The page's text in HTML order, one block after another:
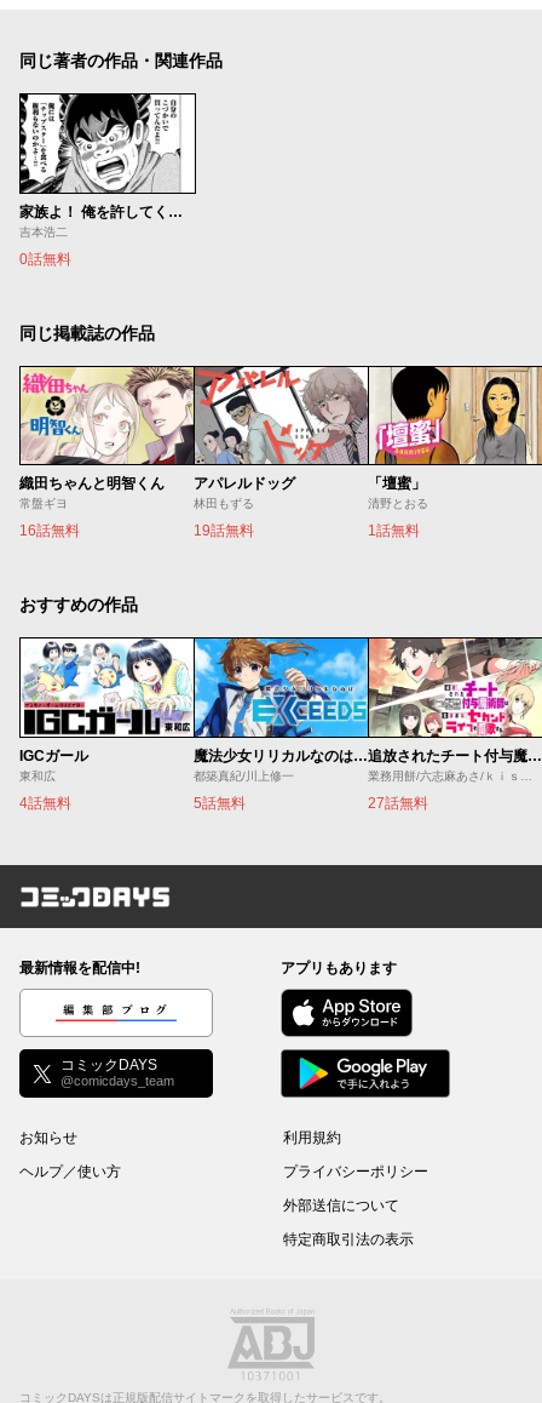
同じ著者の作品・関連作品
家族よ！ 俺を許してくれ！！
吉本浩二
0話無料
同じ掲載誌の作品
織田ちゃんと明智くん
常盤ギヨ
16話無料
アパレルドッグ
林田もずる
19話無料
「壇蜜」
清野とおる
1話無料
おすすめの作品
IGCガール
東和広
4話無料
魔法少女リリカルなのは EXCEEDS
都築真紀/川上修一
5話無料
追放されたチート付与魔術師は気ままなセカンドライフを謳歌する。 ～俺は武器だけじゃなく、あらゆるものに『強化ポイント』を付与できるし、俺の意思でいつでも効果を解除できるけど、残った人たち大丈夫？～
業務用餅/六志麻あさ/ｋｉｓｕｉ
27話無料
コミックDAYS
最新情報を配信中!
編集部ブログ
コミックDAYS
@comicdays_team
アプリもあります
お知らせ
ヘルプ／使い方
利用規約
プライバシーポリシー
外部送信について
特定商取引法の表示
コミックDAYSは正規版配信サイトマークを取得したサービスです。